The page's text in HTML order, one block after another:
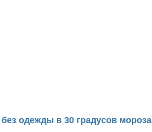
одежды в 30 градусов мороза